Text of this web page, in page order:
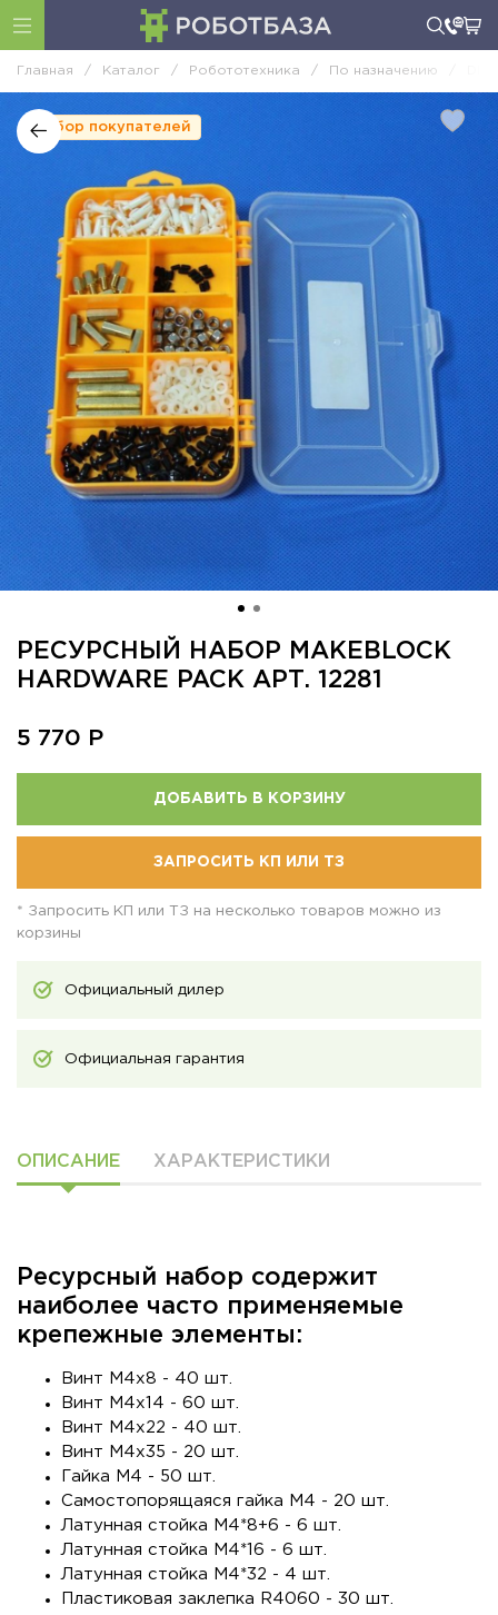
Главная / Каталог / Робототехника / По назначению
Выбор покупателей
РЕСУРСНЫЙ НАБОР MAKEBLOCK
HARDWARE PACK АРТ. 12281
5 770 Р
ДОБАВИТЬ В КОРЗИНУ
ЗАПРОСИТЬ КП ИЛИ ТЗ
* Запросить КП или ТЗ на несколько товаров можно из
корзины
Официальный дилер
Официальная гарантия
ОПИСАНИЕ ХАРАКТЕРИСТИКИ
Ресурсный набор содержит
наиболее часто применяемые
крепежные элементы:
Винт M4x8 - 40 шт.
Винт M4x14 - 60 шт.
Винт M4x22 - 40 шт.
Винт M4x35 - 20 шт.
Гайка M4 - 50 шт.
Самостопорящаяся гайка М4 - 20 шт.
Латунная стойка M4*8+6 - 6 шт.
Латунная стойка M4*16 - 6 шт.
Латунная стойка M4*32 - 4 шт.
Пластиковая заклепка R4060 - 30 шт.